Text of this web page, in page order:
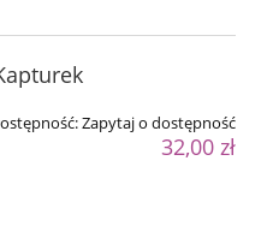
Zapytaj o dostępność
32,00 zł